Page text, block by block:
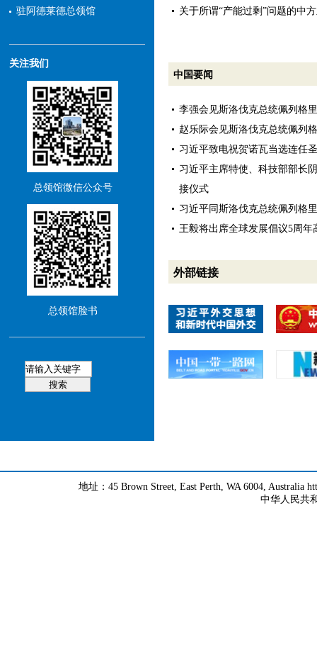
驻阿德莱德总领馆
关注我们
总领馆微信公众号
总领馆脸书
关于所谓“产能过剩”问题的中
中国要闻
李强会见斯洛伐克总统佩列格
赵乐际会见斯洛伐克总统佩列
习近平致电祝贺诺瓦当选连任
习近平主席特使、科技部部长
接仪式
习近平同斯洛伐克总统佩列格
王毅将出席全球发展倡议5周年
外部链接
地址：45 Brown Street, East Perth, WA 6004, Australia
中华人民共